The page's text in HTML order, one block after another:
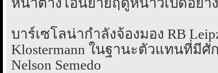
บาร์เซโลน่ากำลังจ้องมอง RB
Klostermann ในฐานะตัวแทนที่มี
Nelson Semedo